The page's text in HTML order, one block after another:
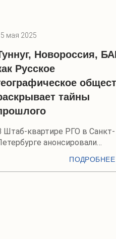
мая 2025
Новороссия,
Русское
тайны
Штаб-квартире РГО в Санкт-
анонсировали
ПОДРОБНЕЕ